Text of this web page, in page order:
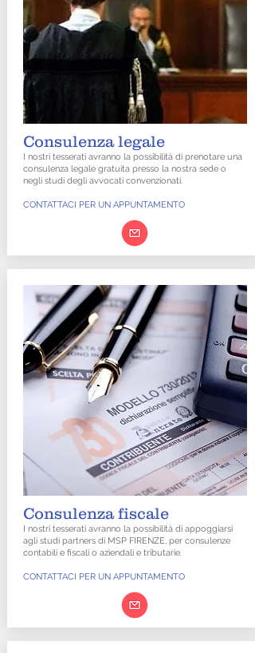
Consulenza legale
I nostri tesserati avranno la possibilità di prenotare una
consulenza legale gratuita presso la nostra sede o
negli studi degli avvocati convenzionati.
CONTATTACI PER UN APPUNTAMENTO
Consulenza fiscale
I nostri tesserati avranno la possibilità di appoggiarsi
agli studi partners di MSP FIRENZE, per consulenze
contabili e fiscali o aziendali e tributarie.
CONTATTACI PER UN APPUNTAMENTO